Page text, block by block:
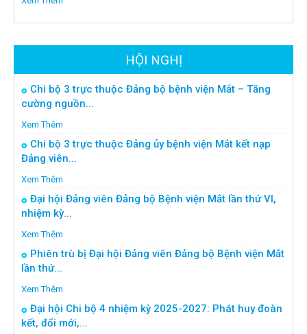
HỘI NGHỊ
Chi bộ 3 trực thuộc Đảng bộ bệnh viện Mắt – Tăng
cường nguồn...
Xem Thêm
Chi bộ 3 trực thuộc Đảng ủy bệnh viện Mắt kết nạp
Đảng viên...
Xem Thêm
Đại hội Đảng viên Đảng bộ Bệnh viện Mắt lần thứ VI,
nhiệm kỳ...
Xem Thêm
Phiên trù bị Đại hội Đảng viên Đảng bộ Bệnh viện Mắt
lần thứ...
Xem Thêm
Đại hội Chi bộ 4 nhiệm kỳ 2025-2027: Phát huy đoàn
kết, đổi mới,...